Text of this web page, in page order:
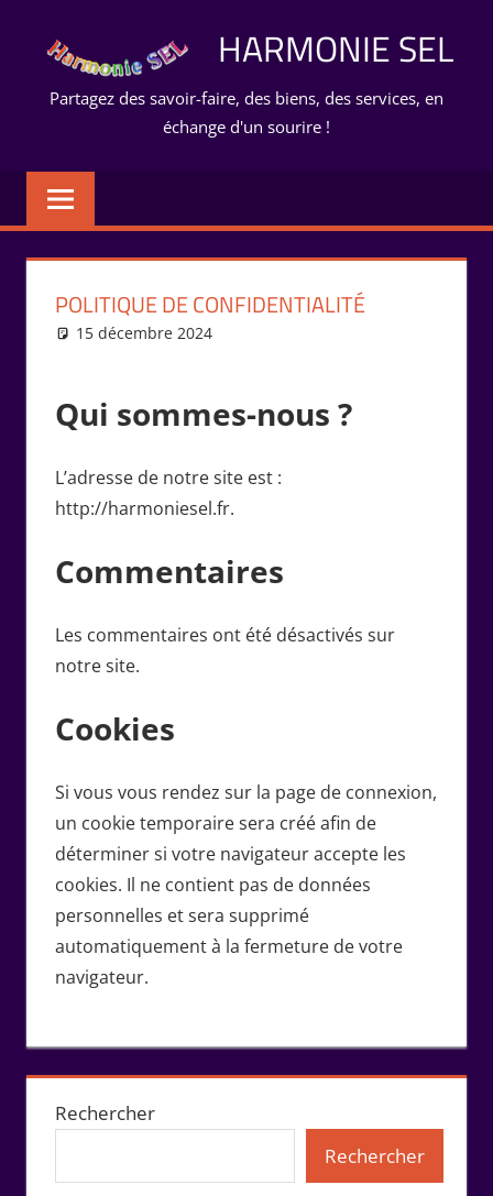
HARMONIE SEL
Partagez des savoir-faire, des biens, des services, en
échange d'un sourire !
POLITIQUE DE CONFIDENTIALITÉ
15 décembre 2024
Qui sommes-nous ?
L’adresse de notre site est :
http://harmoniesel.fr.
Commentaires
Les commentaires ont été désactivés sur
notre site.
Cookies
Si vous vous rendez sur la page de connexion,
un cookie temporaire sera créé afin de
déterminer si votre navigateur accepte les
cookies. Il ne contient pas de données
personnelles et sera supprimé
automatiquement à la fermeture de votre
navigateur.
Rechercher
Rechercher